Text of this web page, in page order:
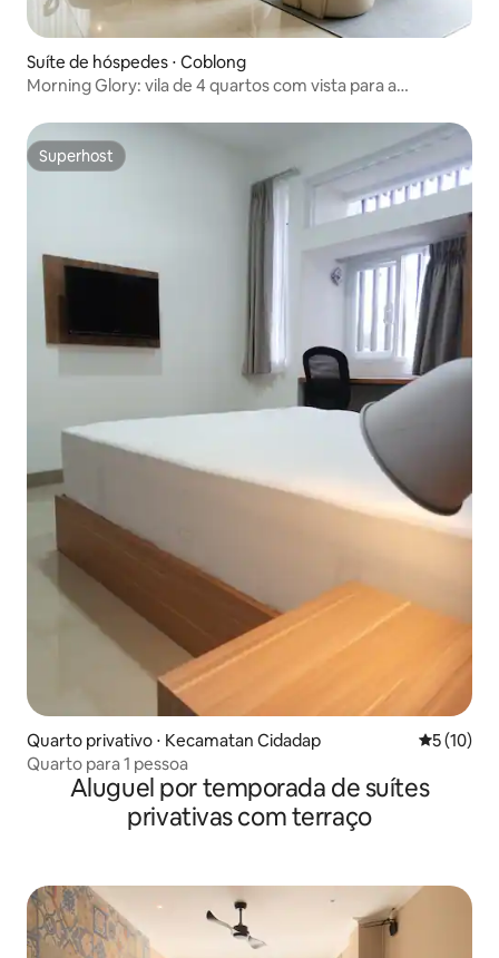
Suíte de hóspedes ⋅ Coblong
Morning Glory: vila de 4 quartos com vista para a
Superhost
Superhost
Quarto privativo ⋅ Kecamatan Cidadap 5 de uma
5 (10)
Quarto para 1 pessoa
Aluguel por temporada de suítes
privativas com terraço